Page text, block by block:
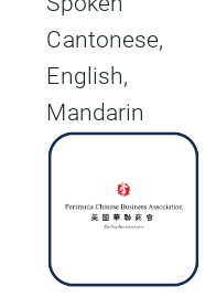
Cantonese,
English,
Mandarin